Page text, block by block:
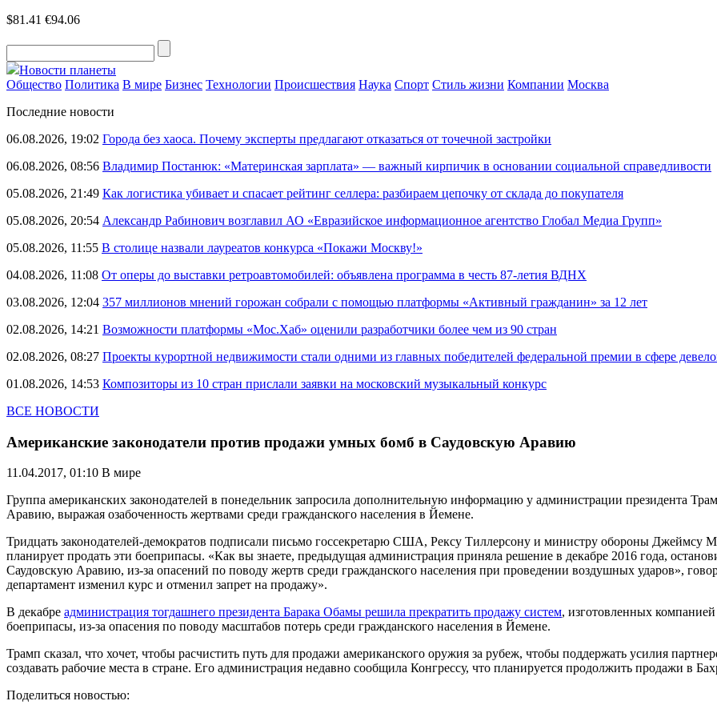
$81.41 €94.06
Новости планеты
Общество Политика В мире Бизнес Технологии Происшествия Наука Спорт Стиль жизни Компании Москва
Последние новости
06.08.2026, 19:02 Города без хаоса. Почему эксперты предлагают отказаться от точечной застройки
06.08.2026, 08:56 Владимир Постанюк: «Материнская зарплата» — важный кирпичик в основании социальной справедливости
05.08.2026, 21:49 Как логистика убивает и спасает рейтинг селлера: разбираем цепочку от склада до покупателя
05.08.2026, 20:54 Александр Рабинович возглавил АО «Евразийское информационное агентство Глобал Медиа Групп»
05.08.2026, 11:55 В столице назвали лауреатов конкурса «Покажи Москву!»
04.08.2026, 11:08 От оперы до выставки ретроавтомобилей: объявлена программа в честь 87-летия ВДНХ
03.08.2026, 12:04 357 миллионов мнений горожан собрали с помощью платформы «Активный гражданин» за 12 лет
02.08.2026, 14:21 Возможности платформы «Мос.Хаб» оценили разработчики более чем из 90 стран
02.08.2026, 08:27 Проекты курортной недвижимости стали одними из главных победителей федеральной премии в сфере
01.08.2026, 14:53 Композиторы из 10 стран прислали заявки на московский музыкальный конкурс
ВСЕ НОВОСТИ
Американские законодатели против продажи умных бомб в Саудовскую Аравию
11.04.2017, 01:10 В мире
Группа американских законодателей в понедельник запросила дополнительную информацию у администрации президента
Аравию, выражая озабоченность жертвами среди гражданского населения в Йемене.
Тридцать законодателей-демократов подписали письмо госсекретарю США, Рексу Тиллерсону и министру обороны Джеймсу
планирует продать эти боеприпасы. «Как вы знаете, предыдущая администрация приняла решение в декабре 2016 года,
Саудовскую Аравию, из-за опасений по поводу жертв среди гражданского населения при проведении воздушных ударов»,
департамент изменил курс и отменил запрет на продажу».
В декабре администрация тогдашнего президента Барака Обамы решила прекратить продажу систем, изготовленных
боеприпасы, из-за опасения по поводу масштабов потерь среди гражданского населения в Йемене.
Трамп сказал, что хочет, чтобы расчистить путь для продажи американского оружия за рубеж, чтобы поддержать усилия
создавать рабочие места в стране. Его администрация недавно сообщила Конгрессу, что планируется продолжить продажи в
Поделиться новостью: